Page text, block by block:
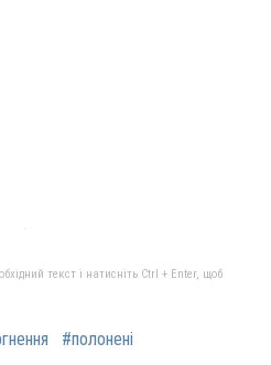
текст і натисніть Ctrl + Enter, щоб
#полонені